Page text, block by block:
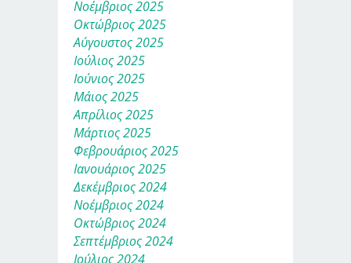
Νοέμβριος 2025
Οκτώβριος 2025
Αύγουστος 2025
Ιούλιος 2025
Ιούνιος 2025
Μάιος 2025
Απρίλιος 2025
Μάρτιος 2025
Φεβρουάριος 2025
Ιανουάριος 2025
Δεκέμβριος 2024
Νοέμβριος 2024
Οκτώβριος 2024
Σεπτέμβριος 2024
Ιούλιος 2024